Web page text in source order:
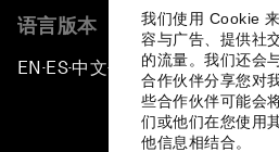
我们使用 Cookie
容与广告、提供社
的流量。我们还会
合作伙伴分享您对
些合作伙伴可能会
们或他们在您使用
他信息相结合。
语言版本
EN ▪ES▪中文▪ 日本語